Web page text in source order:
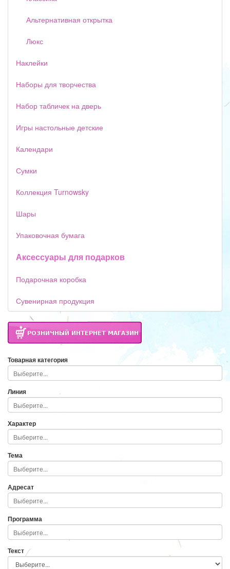
Альтернативная открытка
Люкс
Наклейки
Наборы для творчества
Набор табличек на дверь
Игры настольные детские
Календари
Сумки
Коллекция Turnowsky
Шары
Упаковочная бумага
Аксессуары для подарков
Подарочная коробка
Сувенирная продукция
Товарная категория
Линия
Характер
Тема
Адресат
Программа
Текст